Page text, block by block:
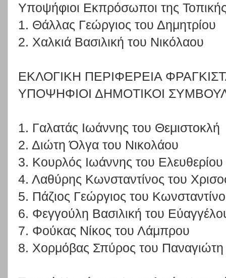
Υποψήφιοι Εκπρόσωποι της
1. Θάλλας Γεώργιος του Δημητρίου
2. Χαλκιά Βασιλική του Νικόλαου
ΕΚΛΟΓΙΚΗ ΠΕΡΙΦΕΡΕΙΑ
ΥΠΟΨΗΦΙΟΙ ΔΗΜΟΤΙΚΟΙ
1. Γαλατάς Ιωάννης του Θεμιστοκλή
2. Διώτη Όλγα του Νικολάου
3. Κουρλός Ιωάννης του Ελευθερίου
4. Λαθύρης Κωνσταντίνος του
5. Πάζιος Γεώργιος του
6. Φεγγούλη Βασιλική του
7. Φούκας Νίκος του Λάμπρου
8. Χορμόβας Σπύρος του Παναγιώτη